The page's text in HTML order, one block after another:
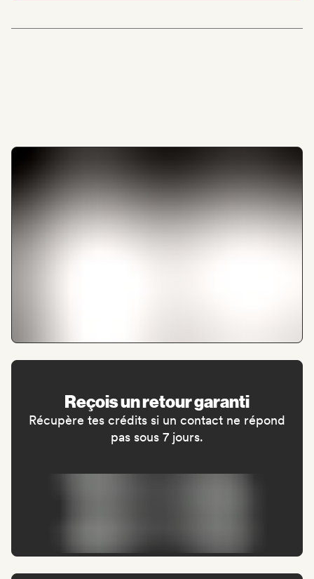
Reçois un retour garanti
Récupère tes crédits si un contact ne répond
pas sous 7 jours.